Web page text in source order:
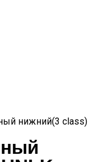
нижний(3 class)